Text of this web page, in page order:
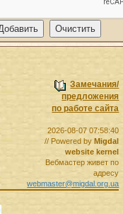
Замечания/
предложения
по работе сайта
2026-08-07 07:58:40
// Powered byMigdal
website kernel
Вебмастер живет по
адресу
webmaster@migdal.org.ua